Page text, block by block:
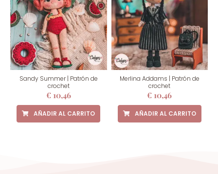
Sandy Summer | Patrón de
crochet
€10,46
AÑADIR AL CARRITO
Merlina Addams | Patrón de
crochet
€ 10,46
AÑADIR AL CARRITO